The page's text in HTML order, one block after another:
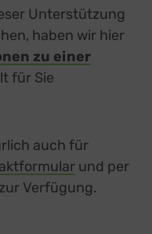
Unterstützung
haben wir hier
zu einer
für Sie
auch für
und per
Verfügung.